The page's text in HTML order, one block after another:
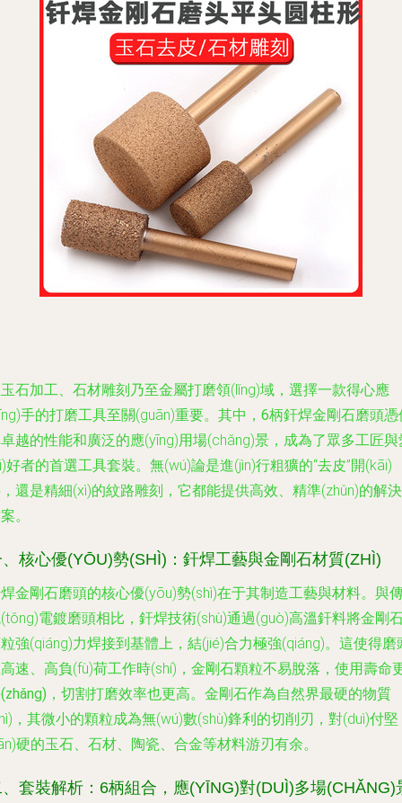
石加工、石材雕刻乃至金屬打磨領(lǐng)域，選擇一款得心應
手的打磨工具至關(guān)重要。其中， 6柄釬焊金剛石磨頭憑
越的性能和廣泛的應(yīng)用場(chǎng)景，成為了眾多工匠與
好者的首選工具套裝。無(wú)論是進(jìn)行粗獷的“去皮”開(kāi)
還是精細(xì)的紋路雕刻，它都能提供高效、精準(zhǔn)的解決
。
核心優(YŌU)勢(SHÌ)：釬焊工藝與金剛石材質(ZHÌ)
金剛石磨頭的核心優(yōu)勢(shì)在于其制造工藝與材料。與
電鍍磨頭相比，釬焊技術(shù)通過(guò)高溫釬料將金剛
強(qiáng)力焊接到基體上，結(jié)合力極強(qiáng)。這使得磨
速、高負(fù)荷工作時(shí)，金剛石顆粒不易脫落， 使用壽命
，切割打磨效率也更高。金剛石作為自然界最硬的物質
，其微小的顆粒成為無(wú)數(shù)鋒利的切削刃，對(duì)付堅
硬的玉石、石材、陶瓷、合金等材料游刃有余。
套裝解析：6柄組合，應(YĪNG)對(DUÌ)多場(CHǍNG)